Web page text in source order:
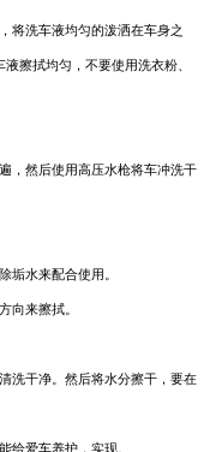
将洗车液均匀的泼洒在车身之
擦拭均匀，不要使用洗衣粉、
，然后使用高压水枪将车冲洗干
垢水来配合使用。
向来擦拭。
洗干净。然后将水分擦干，要在
给爱车养护，实现。